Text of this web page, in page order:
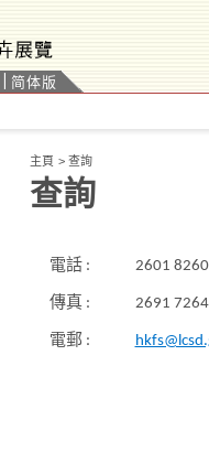
简体版
主頁 > 查詢
查詢
電話 : 2601 8260
傳真 : 2691 7264
電郵 :